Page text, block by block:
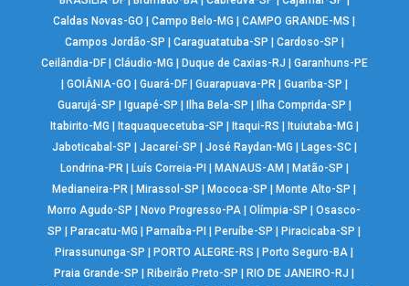
Caldas Novas-GO |Campo Belo-MG |CAMPO GRANDE-MS |
Campos Jordão-SP | Caraguatatuba-SP | Cardoso-SP |
Ceilândia-DF| Cláudio-MG | Duque de Caxias-RJ | Garanhuns-PE
| GOIÂNIA-GO | Guará-DF| Guarapuava-PR | Guariba-SP |
Guarujá-SP | Iguapé-SP | Ilha Bela-SP | Ilha Comprida-SP |
Itabirito-MG | Itaquaquecetuba-SP | Itaqui-RS | Ituiutaba-MG |
Jaboticabal-SP | Jacareí-SP | José Raydan-MG | Lages-SC|
Londrina-PR | Luís Correia-PI | MANAUS-AM | Matão-SP |
Medianeira-PR |Mirassol-SP |Mococa-SP |Monte Alto-SP |
Morro Agudo-SP |Novo Progresso-PA |Olímpia-SP |Osasco-
SP |Paracatu-MG |Parnaíba-PI |Peruíbe-SP |Piracicaba-SP |
Pirassununga-SP |PORTO ALEGRE-RS |Porto Seguro-BA |
Praia Grande-SP |Ribeirão Preto-SP |RIO DE JANEIRO-RJ |